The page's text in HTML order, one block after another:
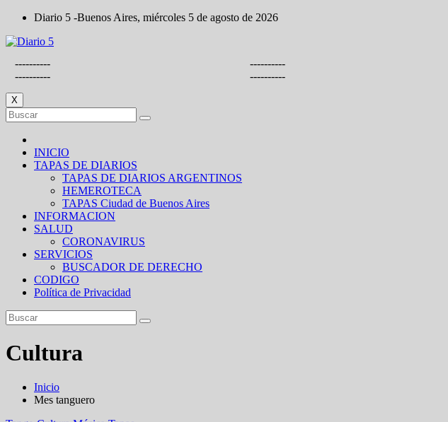
Saltar
contenido
Diario 5 -Buenos Aires, miércoles 5 de agosto de 2026
----------
----------
----------
----------
X
INICIO
TAPAS DE DIARIOS
TAPAS DE DIARIOS ARGENTINOS
HEMEROTECA
TAPAS Ciudad de Buenos Aires
INFORMACION
SALUD
CORONAVIRUS
SERVICIOS
BUSCADOR DE DERECHO
CODIGO
Política de Privacidad
Cultura
Inicio
Mes tanguero